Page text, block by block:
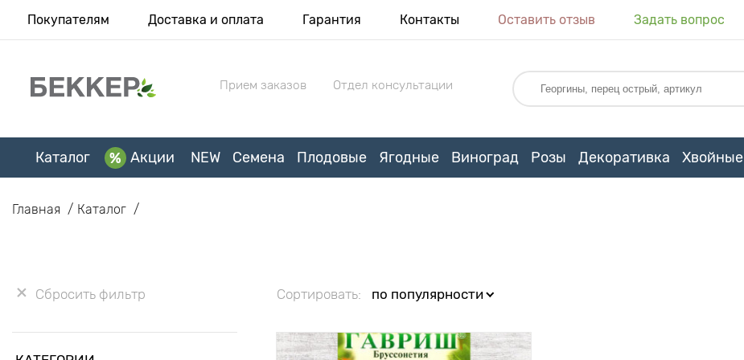
Покупателям Доставка и оплата Гарантия Контакты Оставить отзыв Задать вопрос
Прием заказов Отдел консультации
Каталог Акции NEW Семена Плодовые Ягодные Виноград Розы Декоративка Хвойные
Главная Каталог
Сбросить фильтр Сортировать: по популярности